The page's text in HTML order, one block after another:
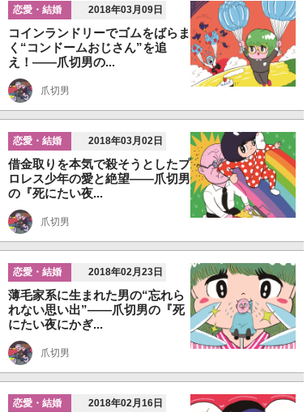
恋愛・結婚 2018年03月09日
コインランドリーでゴムをばらま
く“コンドームおじさん”を追
え！――爪切男の...
爪切男
恋愛・結婚 2018年03月02日
借金取りを本気で殺そうとしたプ
ロレス少年の愛と絶望――爪切男
の『死にたい夜...
爪切男
恋愛・結婚 2018年02月23日
薄毛家系に生まれた男の“忘れら
れない思い出”――爪切男の『死
にたい夜にかぎ...
爪切男
恋愛・結婚 2018年02月16日